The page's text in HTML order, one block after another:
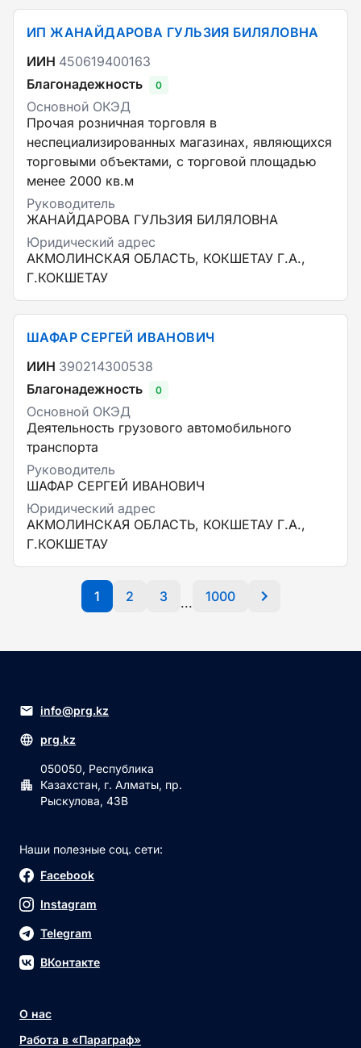
ИП ЖАНАЙДАРОВА ГУЛЬЗИЯ БИЛЯЛОВНА
ИИН 450619400163
Благонадежность
0
Основной ОКЭД
Прочая розничная торговля в
неспециализированных магазинах, являющихся
торговыми объектами, с торговой площадью
менее 2000 кв.м
Руководитель
ЖАНАЙДАРОВА ГУЛЬЗИЯ БИЛЯЛОВНА
Юридический адрес
АКМОЛИНСКАЯ ОБЛАСТЬ, КОКШЕТАУ Г.А.,
Г.КОКШЕТАУ
ШАФАР СЕРГЕЙ ИВАНОВИЧ
ИИН 390214300538
Благонадежность
0
Основной ОКЭД
Деятельность грузового автомобильного
транспорта
Руководитель
ШАФАР СЕРГЕЙ ИВАНОВИЧ
Юридический адрес
АКМОЛИНСКАЯ ОБЛАСТЬ, КОКШЕТАУ Г.А.,
Г.КОКШЕТАУ
1 2 3 ... 1000
info@prg.kz
prg.kz
050050, Республика
Казахстан, г. Алматы, пр.
Рыскулова, 43В
Наши полезные соц. сети:
Facebook
Instagram
Telegram
ВКонтакте
О нас
Работа в «Параграф»